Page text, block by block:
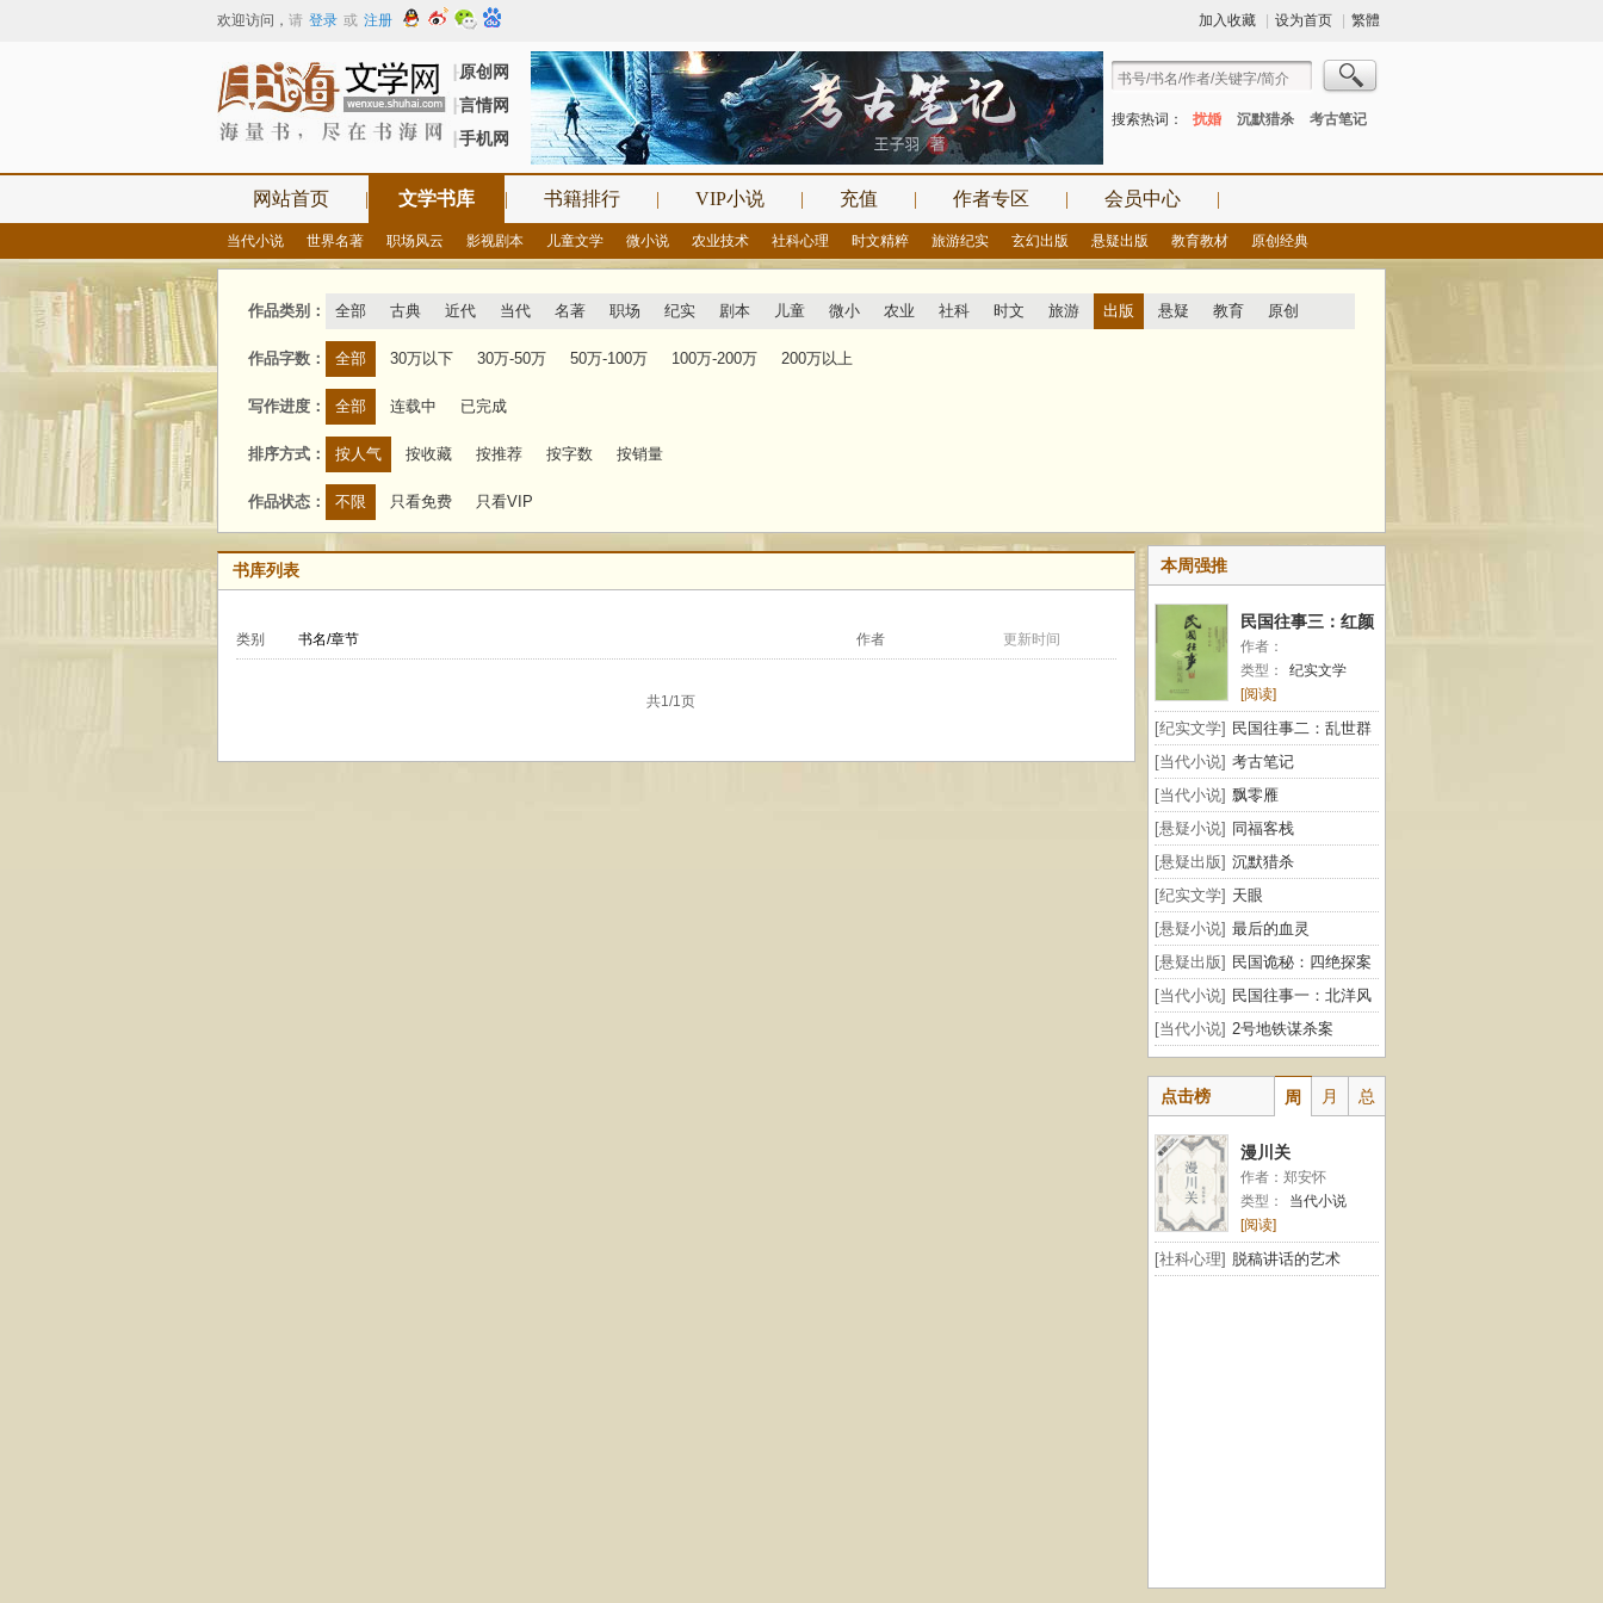
欢迎访问 ， 请 登录 或 注册 加入收藏 设为首页 繁體
┠原创网
┠言情网
┠手机网
搜索热词： 扰婚 沉默猎杀 考古笔记
网站首页 | 文学书库 | 书籍排行 | VIP小说 | 充值 | 作者专区 | 会员中心 |
当代小说 世界名著 职场风云 影视剧本 儿童文学 微小说 农业技术 社科心理 时文精粹 旅游纪实 玄幻出版 悬疑出版 教育教材 原创经典
作品类别： 全部 古典 近代 当代 名著 职场 纪实 剧本 儿童 微小 农业 社科 时文 旅游 出版 悬疑 教育 原创
作品字数： 全部 30万以下 30万-50万 50万-100万 100万-200万 200万以上
写作进度： 全部 连载中 已完成
排序方式： 按人气 按收藏 按推荐 按字数 按销量
作品状态： 不限 只看免费 只看VIP
书库列表
类别 书名/章节 作者 更新时间
共1/1页
本周强推
民国往事三：红颜
纪闻
作者：
类型：
纪实文学
[阅读]
[纪实文学] 民国往事二：乱世群
雄
[当代小说] 考古笔记
[当代小说] 飘零雁
[悬疑小说] 同福客栈
[悬疑出版] 沉默猎杀
[纪实文学] 天眼
[悬疑小说] 最后的血灵
[悬疑出版] 民国诡秘：四绝探案
[当代小说] 民国往事一：北洋风
云
[当代小说] 2号地铁谋杀案
点击榜 周 月 总
漫川关
作者：郑安怀
类型：
当代小说
[阅读]
[社科心理] 脱稿讲话的艺术